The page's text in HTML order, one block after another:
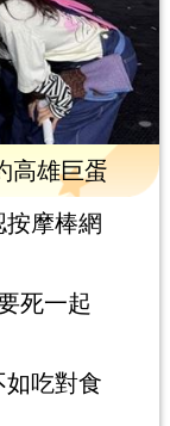
高雄巨蛋
摩棒網
死一起
如吃對食